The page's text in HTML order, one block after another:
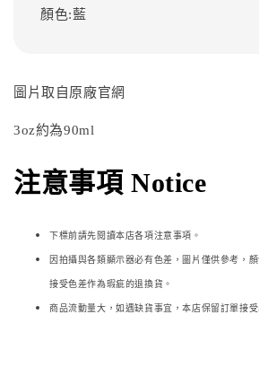
顏色:藍
圖片取自原廠官網
3oz約為90ml
注意事項 Notice
下標前請先閱讀本店各項注意事項。
因拍攝與各類顯示器必有色差，圖片僅供參考，
接受色差作為瑕疵的退換貨。
商品流動量大，如遇缺貨事宜，本店保留訂單接受